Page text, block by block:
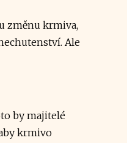
změnu krmiva,
Ale
by majitelé
krmivo